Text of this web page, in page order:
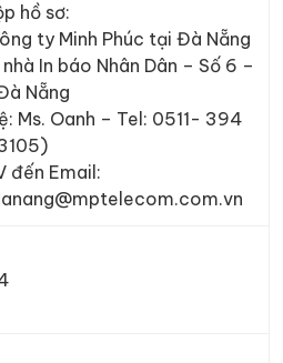
hồ sơ:
ty Minh Phúc tại Đà Nẵng
In báo Nhân Dân – Số 6 –
Nẵng
Ms. Oanh – Tel: 0511- 394
đến Email: